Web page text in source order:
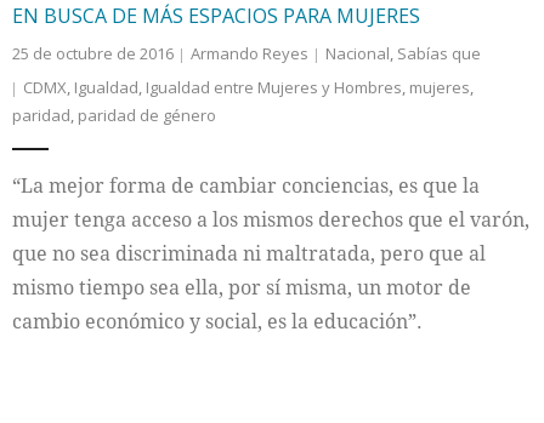
EN BUSCA DE MÁS ESPACIOS PARA MUJERES
25 de octubre de 2016 Armando Reyes Nacional, Sabías que
CDMX, Igualdad, Igualdad entre Mujeres y Hombres, mujeres,
paridad, paridad de género
“La mejor forma de cambiar conciencias, es que la
mujer tenga acceso a los mismos derechos que el varón,
que no sea discriminada ni maltratada, pero que al
mismo tiempo sea ella, por sí misma, un motor de
cambio económico y social, es la educación”.